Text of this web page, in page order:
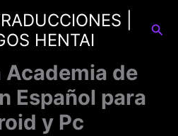
|
HENTAI
Academia de
Español para
y Pc